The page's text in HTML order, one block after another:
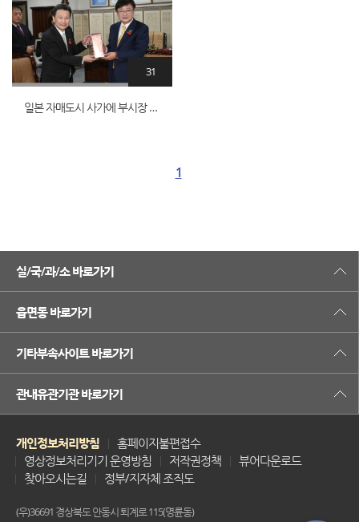
일본 자매도시 사가에 부시장 일행방문_16
31
1
실/국/과/소 바로가기
읍면동 바로가기
기타부속사이트 바로가기
관내유관기관 바로가기
개인정보처리방침
홈페이지불편접수
영상정보처리기기 운영방침
저작권정책
뷰어다운로드
찾아오시는길
정부/지자체 조직도
(우)36691 경상북도 안동시 퇴계로 115(명륜동)